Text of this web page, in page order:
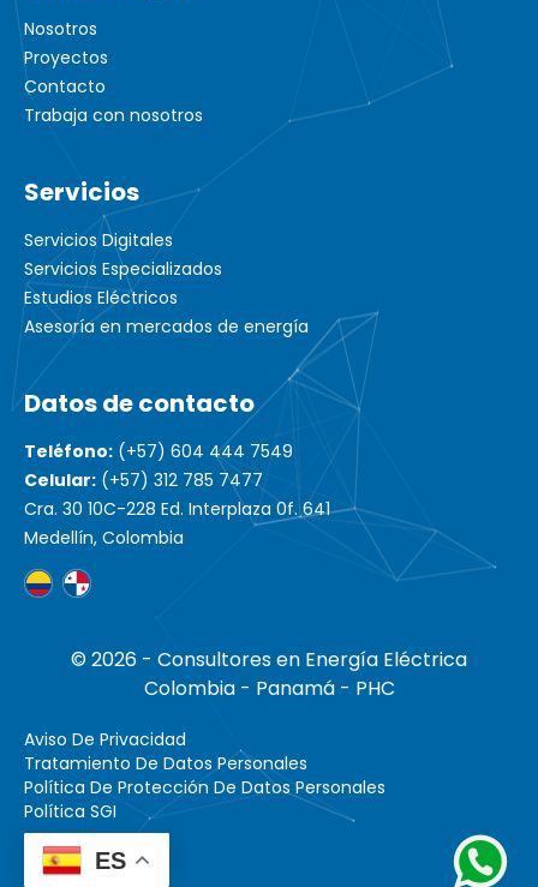
Nosotros
Proyectos
Contacto
Trabaja con nosotros
Servicios
Servicios Digitales
Servicios Especializados
Estudios Eléctricos
Asesoría en mercados de energía
Datos de contacto
Teléfono: (+57) 604 444 7549
Celular: (+57) 312 785 7477
Cra. 30 10C-228 Ed. Interplaza 0f. 641
Medellín, Colombia
© 2026 - Consultores en Energía Eléctrica
Colombia - Panamá - PHC
Aviso De Privacidad
Tratamiento De Datos Personales
Política De Protección De Datos Personales
Política SGI
ES